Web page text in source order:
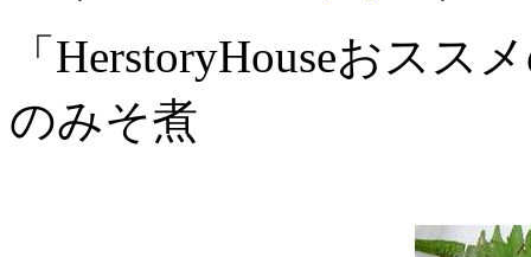
「HerstoryHouseおス
のみそ煮